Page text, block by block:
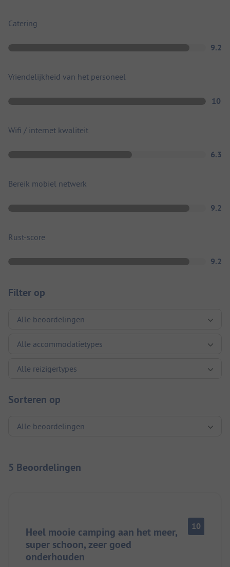
Catering
9.2
Vriendelijkheid van het personeel
10
Wifi / internet kwaliteit
6.3
Bereik mobiel netwerk
9.2
Rust-score
9.2
Filter op
Sorteren op
5 Beoordelingen
Heel mooie camping aan het meer,
super schoon, zeer goed
onderhouden
10